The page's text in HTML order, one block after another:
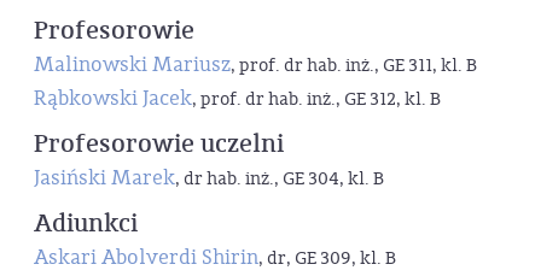
Profesorowie
Malinowski Mariusz, prof. dr hab. inż., GE 311, kl. B
Rąbkowski Jacek, prof. dr hab. inż., GE 312, kl. B
Profesorowie uczelni
Jasiński Marek, dr hab. inż., GE 304, kl. B
Adiunkci
Askari Abolverdi Shirin, dr, GE 309, kl. B